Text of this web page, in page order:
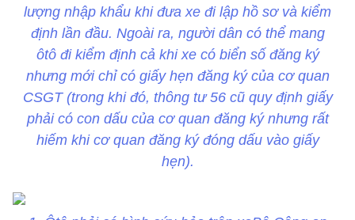
lượng nhập khẩu khi đưa xe đi lập hồ sơ và kiểm
định lần đầu. Ngoài ra, người dân có thể mang
ôtô đi kiểm định cả khi xe có biển số đăng ký
nhưng mới chỉ có giấy hẹn đăng ký của cơ quan
CSGT (trong khi đó, thông tư 56 cũ quy định giấy
phải có con dấu của cơ quan đăng ký nhưng rất
hiếm khi cơ quan đăng ký đóng dấu vào giấy
hẹn).